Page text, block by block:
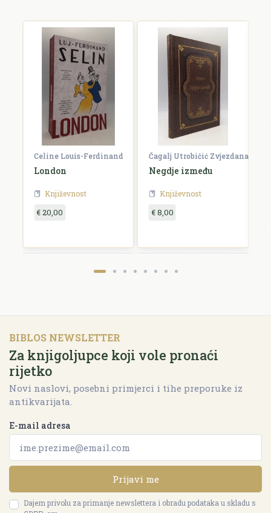
Celine Louis-Ferdinand
London
Književnost
€ 20,00
Čagalj Utrobičić Zvjezdana
Negdje između
Književnost
€ 8,00
BIBLOS NEWSLETTER
Za knjigoljupce koji vole pronaći
rijetko
Novi naslovi, posebni primjerci i tihe preporuke iz
antikvarijata.
E-mail adresa
Prijavi me
Dajem privolu za primanje newslettera i obradu podataka u skladu s